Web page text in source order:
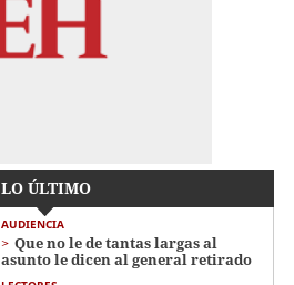
LO ÚLTIMO
AUDIENCIA
Que no le de tantas largas al
asunto le dicen al general retirado